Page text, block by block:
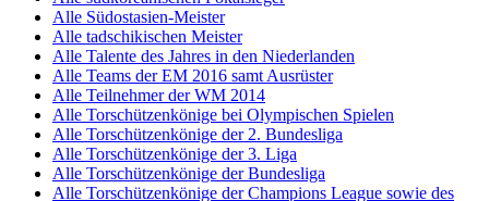
Alle Südostasien-Meister
Alle tadschikischen Meister
Alle Talente des Jahres in den Niederlanden
Alle Teams der EM 2016 samt Ausrüster
Alle Teilnehmer der WM 2014
Alle Torschützenkönige bei Olympischen Spielen
Alle Torschützenkönige der 2. Bundesliga
Alle Torschützenkönige der 3. Liga
Alle Torschützenkönige der Bundesliga
Alle Torschützenkönige der Champions League sowie des